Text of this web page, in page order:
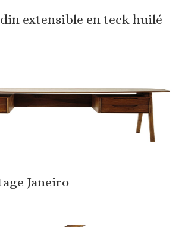
extensible en teck huilé
Janeiro